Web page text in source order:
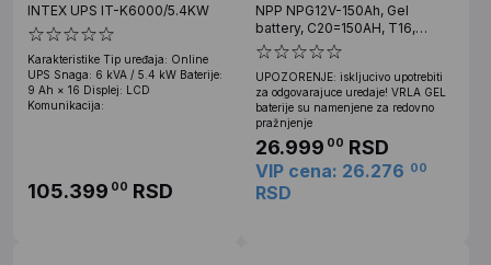
INTEX UPS IT-K6000/5.4KW
Karakteristike Tip uređaja: Online
UPS Snaga: 6 kVA / 5.4 kW Baterije:
9 Ah × 16 Displej: LCD
Komunikacija:
105.399 00 RSD
NPP NPG12V-150Ah, Gel
battery, C20=150AH, T16,
485*172*240*240, 38,5KG,
Light grey
UPOZORENJE: iskljucivo upotrebiti
za odgovarajuce uredaje! VRLA GEL
baterije su namenjene za redovno
pražnjenje
26.999 00 RSD
VIP cena: 26.276 00
RSD